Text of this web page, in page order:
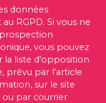
données
RGPD. Si vous ne
vous pouvez
la liste d'opposition
prévu par l'article
sur le site
par courrier